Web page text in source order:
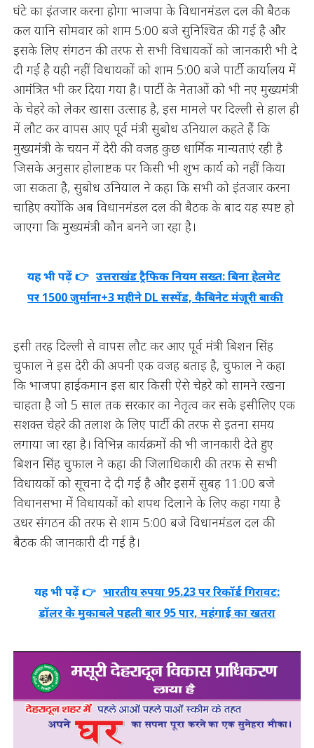
घंटे का इंतजार करना होगा भाजपा के विधानमंडल दल की बैठक
कल यानि सोमवार को शाम 5:00 बजे सुनिश्चित की गई है और
इसके लिए संगठन की तरफ से सभी विधायकों को जानकारी भी दे
दी गई है यही नहीं विधायकों को शाम 5:00 बजे पार्टी कार्यालय में
आमंत्रित भी कर दिया गया है। पार्टी के नेताओं को भी नए मुख्यमंत्री
के चेहरे को लेकर खासा उत्साह है, इस मामले पर दिल्ली से हाल ही
में लौट कर वापस आए पूर्व मंत्री सुबोध उनियाल कहते हैं कि
मुख्यमंत्री के चयन में देरी की वजह कुछ धार्मिक मान्यताएं रही है
जिसके अनुसार होलाष्टक पर किसी भी शुभ कार्य को नहीं किया
जा सकता है, सुबोध उनियाल ने कहा कि सभी को इंतजार करना
चाहिए क्योंकि अब विधानमंडल दल की बैठक के बाद यह स्पष्ट हो
जाएगा कि मुख्यमंत्री कौन बनने जा रहा है।
यह भी पढ़ें 👉 उत्तराखंड ट्रैफिक नियम सख्त: बिना हेलमेट
पर 1500 जुर्माना+3 महीने DL सस्पेंड, कैबिनेट मंजूरी बाकी
इसी तरह दिल्ली से वापस लौट कर आए पूर्व मंत्री बिशन सिंह
चुफाल ने इस देरी की अपनी एक वजह बताइ है, चुफाल ने कहा
कि भाजपा हाईकमान इस बार किसी ऐसे चेहरे को सामने रखना
चाहता है जो 5 साल तक सरकार का नेतृत्व कर सके इसीलिए एक
सशक्त चेहरे की तलाश के लिए पार्टी की तरफ से इतना समय
लगाया जा रहा है। विभिन्न कार्यक्रमों की भी जानकारी देते हुए
बिशन सिंह चुफाल ने कहा की जिलाधिकारी की तरफ से सभी
विधायकों को सूचना दे दी गई है और इसमें सुबह 11:00 बजे
विधानसभा में विधायकों को शपथ दिलाने के लिए कहा गया है
उधर संगठन की तरफ से शाम 5:00 बजे विधानमंडल दल की
बैठक की जानकारी दी गई है।
यह भी पढ़ें 👉 भारतीय रुपया 95.23 पर रिकॉर्ड गिरावट:
डॉलर के मुकाबले पहली बार 95 पार, महंगाई का खतरा